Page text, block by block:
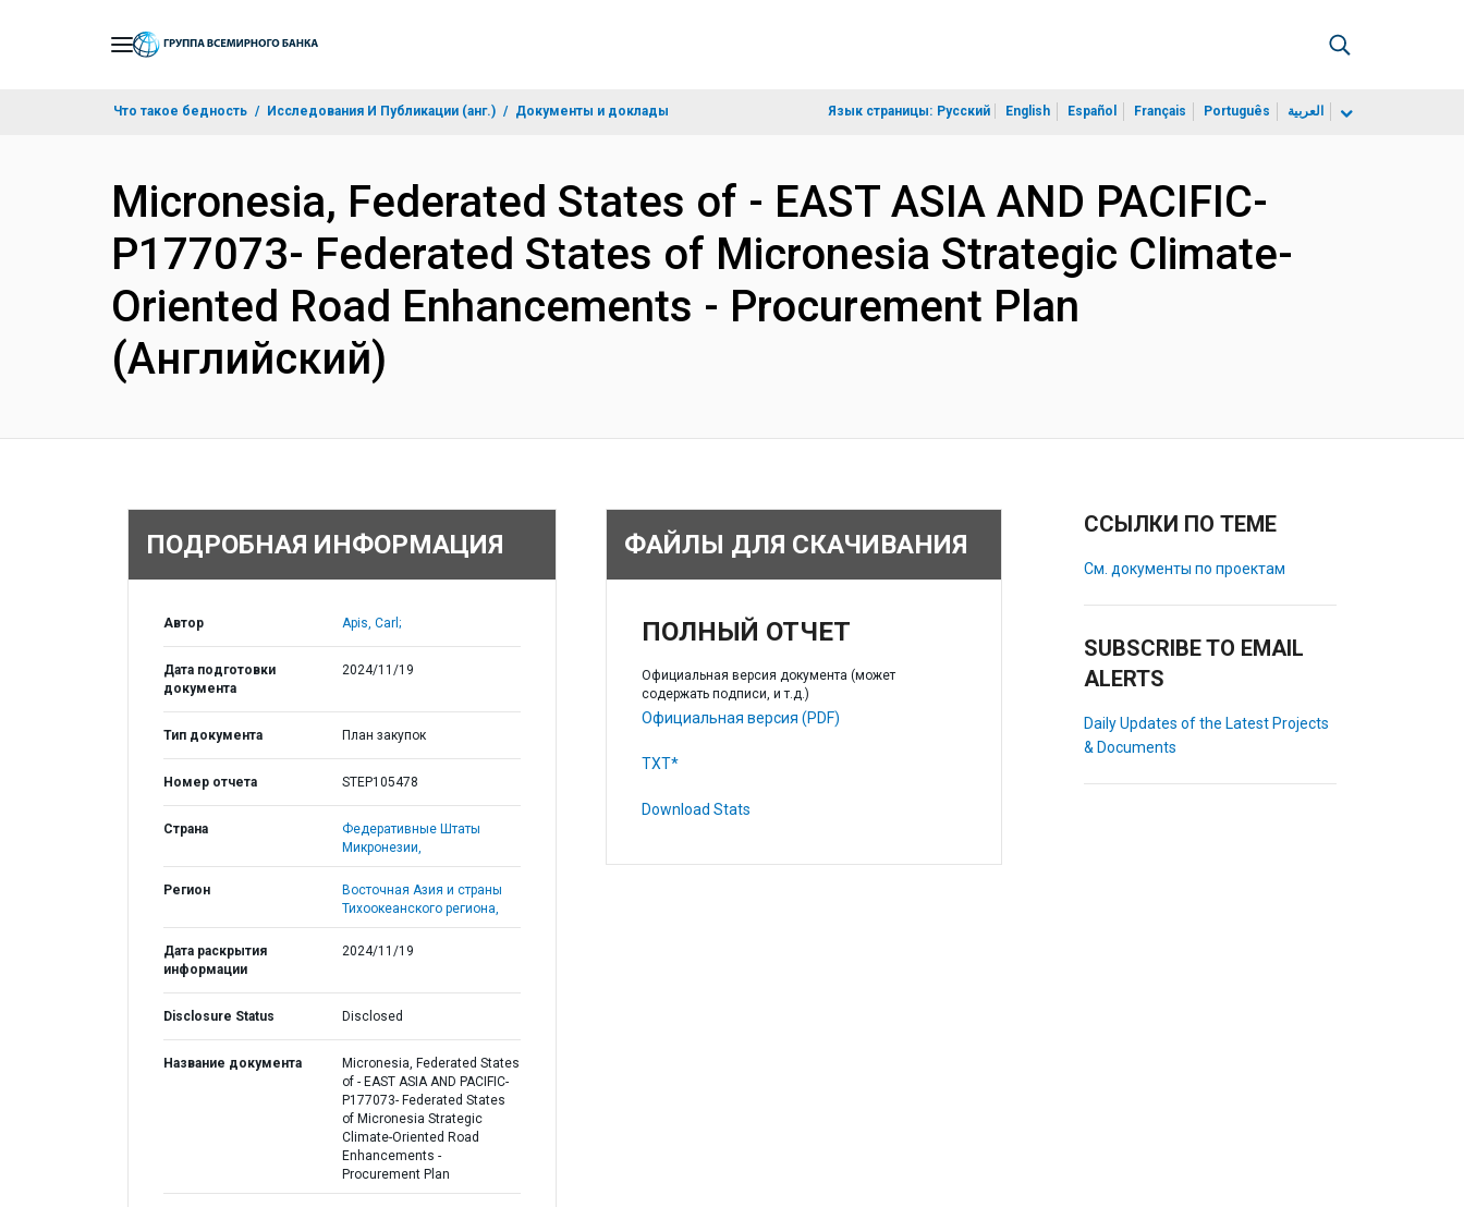
Что такое бедность Исследования И Публикации (анг.) Документы и доклады Язык страницы: Русский English Español Français Português العربية
Micronesia, Federated States of - EAST ASIA AND PACIFIC-
P177073- Federated States of Micronesia Strategic Climate-
Oriented Road Enhancements - Procurement Plan
(Английский)
ПОДРОБНАЯ ИНФОРМАЦИЯ
Автор Apis, Carl;
Дата подготовки
документа
2024/11/19
Тип документа План закупок
Номер отчета STEP105478
Страна
Федеративные Штаты
Микронезии,
Регион
Восточная Азия и страны
Тихоокеанского региона,
Дата раскрытия
информации
2024/11/19
Disclosure Status Disclosed
Название документа
Micronesia, Federated States
of - EAST ASIA AND PACIFIC-
P177073- Federated States
of Micronesia Strategic
Climate-Oriented Road
Enhancements -
Procurement Plan
ФАЙЛЫ ДЛЯ СКАЧИВАНИЯ
ПОЛНЫЙ ОТЧЕТ
Официальная версия документа (может
содержать подписи, и т.д.)
Официальная версия (PDF)
TXT*
Download Stats
ССЫЛКИ ПО ТЕМЕ
См. документы по проектам
SUBSCRIBE TO EMAIL
ALERTS
Daily Updates of the Latest Projects
& Documents